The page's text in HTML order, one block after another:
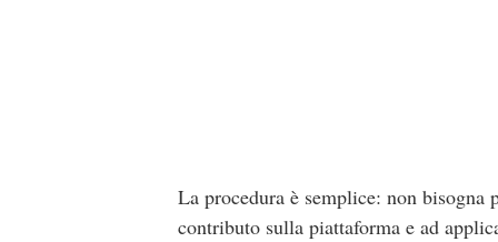
La procedura è semplice: non bisogna
contributo sulla piattaforma e ad